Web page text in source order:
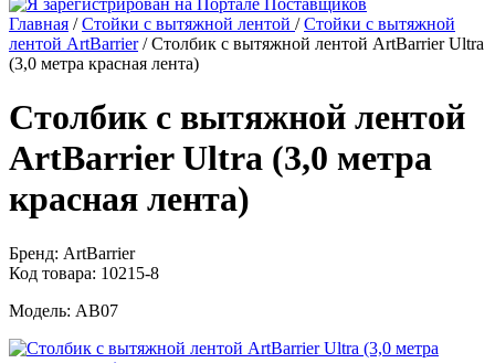
Главная /Стойки с вытяжной лентой /Стойки с вытяжной
лентой ArtBarrier/Столбик с вытяжной лентой ArtBarrier Ultra
(3,0 метра красная лента)
Столбик с вытяжной лентой
ArtBarrier Ultra (3,0 метра
красная лента)
Бренд: ArtBarrier
Код товара: 10215-8
Модель: AB07